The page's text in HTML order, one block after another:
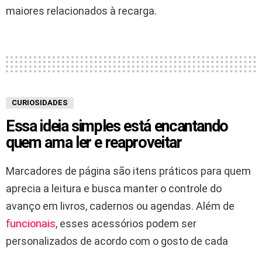
maiores relacionados à recarga.
CURIOSIDADES
Essa ideia simples está encantando
quem ama ler e reaproveitar
Marcadores de página são itens práticos para quem
aprecia a leitura e busca manter o controle do
avanço em livros, cadernos ou agendas. Além de
funcionais, esses acessórios podem ser
personalizados de acordo com o gosto de cada